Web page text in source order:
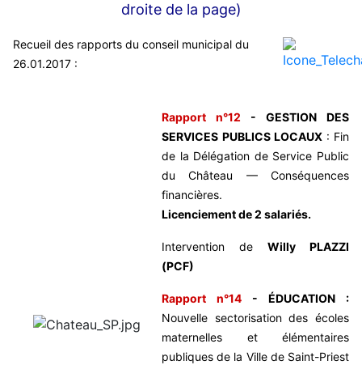
droite de la page)
Recueil des rapports du conseil municipal du
26.01.2017 :
Rapport n°12 - GESTION DES
SERVICES PUBLICS LOCAUX : Fin
de la Délégation de Service Public
du Château — Conséquences
financières.
Licenciement de 2 salariés.
Intervention de Willy PLAZZI
(PCF)
Rapport n°14 - ÉDUCATION :
Nouvelle sectorisation des écoles
maternelles et élémentaires
publiques de la Ville de Saint-Priest